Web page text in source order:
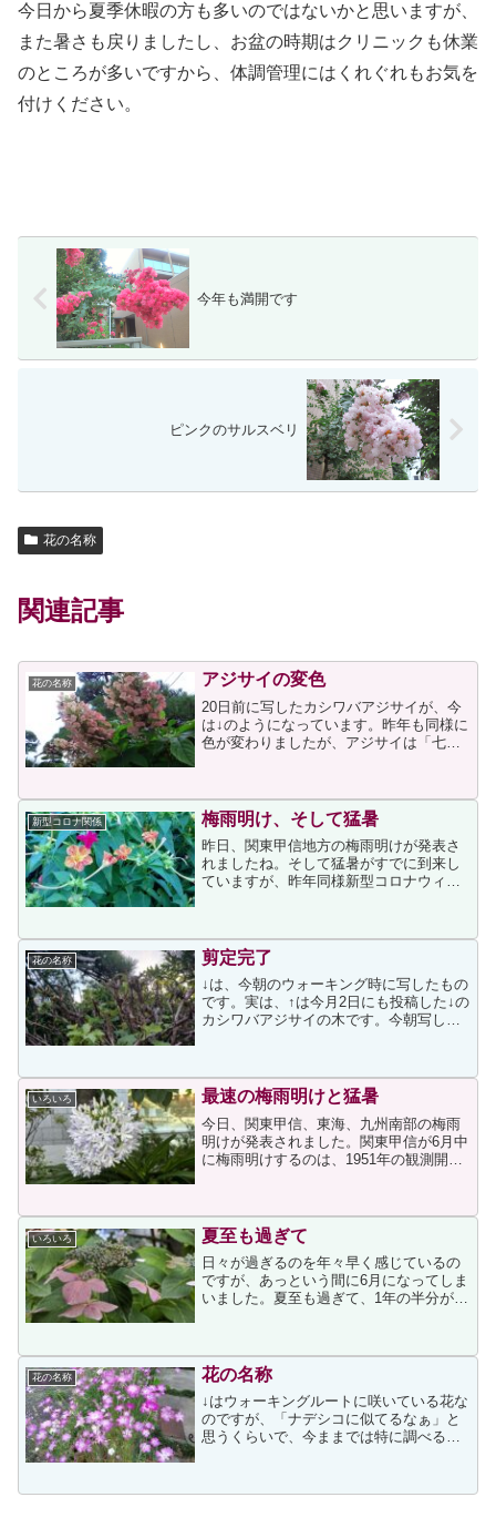
今日から夏季休暇の方も多いのではないかと思いますが、
また暑さも戻りましたし、お盆の時期はクリニックも休業
のところが多いですから、体調管理にはくれぐれもお気を
付けください。
今年も満開です
ピンクのサルスベリ
花の名称
関連記事
花の名称 アジサイの変色
20日前に写したカシワバアジサイが、今
は↓のようになっています。昨年も同様に
色が変わりましたが、アジサイは「七変
が出て検索くしたところ、次のページ
に、アジサイの花色の変...
新型コロナ関係 梅雨明け、そして猛暑
昨日、関東甲信地方の梅雨明けが発表さ
れましたね。そして猛暑がすでに到来し
ていますが、昨年同様新型コロナウィル
熱中症にも注意が必要ですし、昨年も屋
内での発症が多かったです...
花の名称 剪定完了
↓は、今朝のウォーキング時に写したもの
です。実は、↑は今月2日にも投稿した↓の
カシワバアジサイの木です。今朝写した
ージには次が記されていました。庭木や
花木は年々枝を伸ば...
いろいろ 最速の梅雨明けと猛暑
今日、関東甲信、東海、九州南部の梅雨
明けが発表されました。関東甲信が6月中
に梅雨明けするのは、1951年の観測開始
日々となってしまいましたから、皆様も
熱中症にはくれぐれもお...
いろいろ 夏至も過ぎて
日々が過ぎるのを年々早く感じているの
ですが、あっという間に6月になってしま
いました。夏至も過ぎて、1年の半分がも
変色していたこと...
花の名称 花の名称
↓はウォーキングルートに咲いている花な
のですが、「ナデシコに似てるなぁ」と
思うくらいで、今ままでは特に調べるこ
マ・ギダコ」という名称だと知りまし